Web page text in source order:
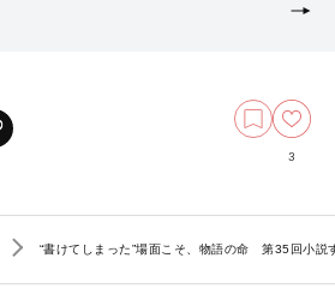
3
“書けてしまった”場面こそ、物語の命 第35回小